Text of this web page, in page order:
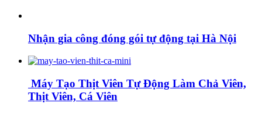
Nhận gia công đóng gói tự động tại Hà Nội
Máy Tạo Thịt Viên Tự Động Làm Chả Viên,
Thịt Viên, Cá Viên